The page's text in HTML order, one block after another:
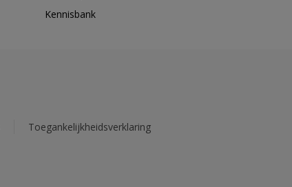
Kennisbank
Toegankelijkheidsverklaring